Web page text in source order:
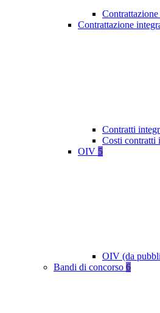
Contrattazione
Contratti
Costi contratti
OIV 5
OIV (da
Bandi di concorso 6